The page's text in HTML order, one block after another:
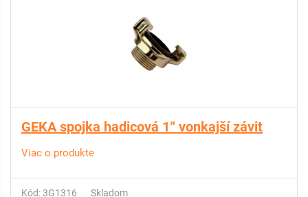
GEKA spojka hadicová 1“ vonkajší závit
Viac o produkte
Kód: 3G1316 Skladom